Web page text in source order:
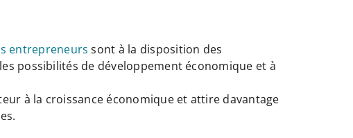
entrepreneurs sont à la disposition des
possibilités de développement économique et à
à la croissance économique et attire davantage